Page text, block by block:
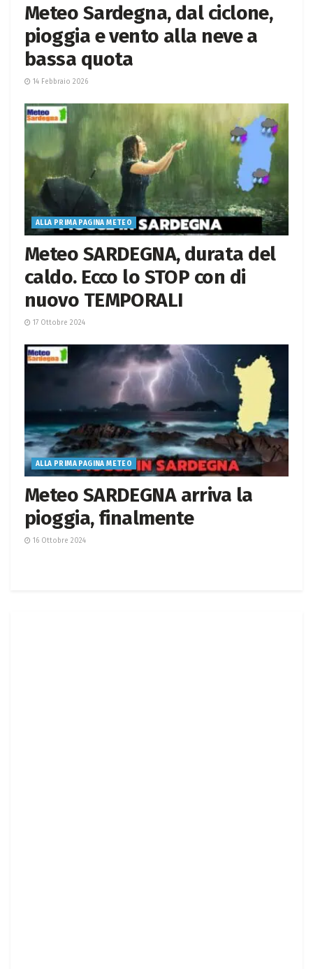
Meteo Sardegna, dal ciclone,
pioggia e vento alla neve a
bassa quota
14 Febbraio 2026
ALLA PRIMA PAGINA METEO
Meteo SARDEGNA, durata del
caldo. Ecco lo STOP con di
nuovo TEMPORALI
17 Ottobre 2024
ALLA PRIMA PAGINA METEO
Meteo SARDEGNA arriva la
pioggia, finalmente
16 Ottobre 2024